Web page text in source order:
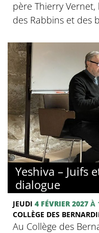
père Thierry
des Rabbins et des
Yeshiva – Juifs
dialogue
JEUDI 4 FÉVRIER 2027 À
COLLÈGE DES
Au Collège des